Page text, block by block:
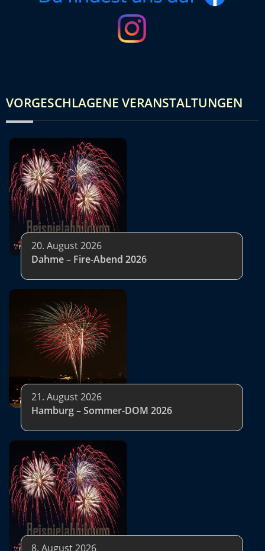
VORGESCHLAGENE VERANSTALTUNGEN
20. August 2026
Dahme – Fire-Abend 2026
21. August 2026
Hamburg – Sommer-DOM 2026
8. August 2026